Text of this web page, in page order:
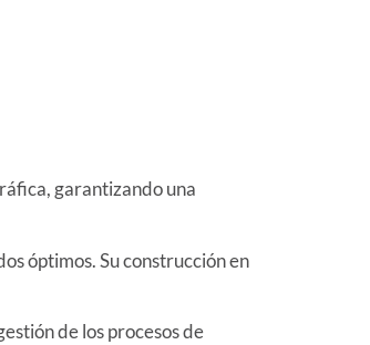
garantizando una
óptimos. Su construcción en
de los procesos de